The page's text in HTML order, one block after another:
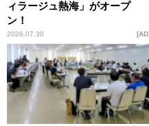
ィラージュ熱海」がオープ
ン！
2026.07.30 AD